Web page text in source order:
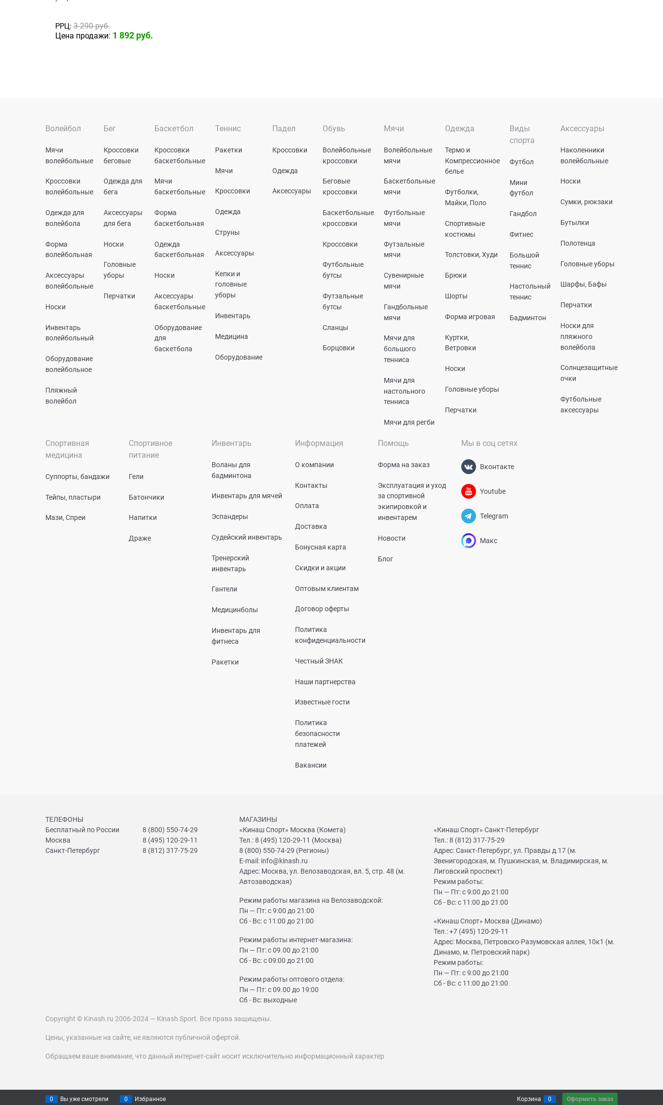
РРЦ: 3 290 руб.
Цена продажи: 1 892 руб.
Волейбол
Мячи
волейбольные
Кроссовки
волейбольные
Одежда для
волейбола
Форма
волейбольная
Аксессуары
волейбольные
Носки
Инвентарь
волейбольный
Оборудование
волейбольное
Пляжный
волейбол
Бег
Кроссовки
беговые
Одежда для
бега
Аксессуары
для бега
Носки
Головные
уборы
Перчатки
Баскетбол
Кроссовки
баскетбольные
Мячи
баскетбольные
Форма
баскетбольная
Одежда
баскетбольная
Носки
Аксессуары
баскетбольные
Оборудование
для
баскетбола
Теннис
Ракетки
Мячи
Кроссовки
Одежда
Струны
Аксессуары
Кепки и
головные
уборы
Инвентарь
Медицина
Оборудование
Падел
Кроссовки
Одежда
Аксессуары
Обувь
Волейбольные
кроссовки
Беговые
кроссовки
Баскетбольные
кроссовки
Кроссовки
Футбольные
бутсы
Футзальные
бутсы
Сланцы
Борцовки
Мячи
Волейбольные
мячи
Баскетбольные
мячи
Футбольные
мячи
Футзальные
мячи
Сувенирные
мячи
Гандбольные
мячи
Мячи для
большого
тенниса
Мячи для
настольного
тенниса
Мячи для регби
Одежда
Термо и
Компрессионное
белье
Футболки,
Майки, Поло
Спортивные
костюмы
Толстовки, Худи
Брюки
Шорты
Форма игровая
Куртки,
Ветровки
Носки
Головные уборы
Перчатки
Виды
спорта
Футбол
Мини
футбол
Гандбол
Фитнес
Большой
теннис
Настольный
теннис
Бадминтон
Аксессуары
Наколенники
волейбольные
Носки
Сумки, рюкзаки
Бутылки
Полотенца
Головные уборы
Шарфы, Бафы
Перчатки
Носки для
пляжного
волейбола
Солнцезащитные
очки
Футбольные
аксессуары
Спортивная
медицина
Суппорты, бандажи
Тейпы, пластыри
Мази, Спреи
Спортивное
питание
Гели
Батончики
Напитки
Драже
Инвентарь
Воланы для
бадминтона
Инвентарь для мячей
Эспандеры
Судейский инвентарь
Тренерский
инвентарь
Гантели
Медицинболы
Инвентарь для
фитнеса
Ракетки
Информация
О компании
Контакты
Оплата
Доставка
Бонусная карта
Скидки и акции
Оптовым клиентам
Договор оферты
Политика
конфиденциальности
Честный ЗНАК
Наши партнерства
Известные гости
Политика
безопасности
платежей
Вакансии
Помощь
Форма на заказ
Эксплуатация и уход
за спортивной
экипировкой и
инвентарем
Новости
Блог
Мы в соц сетях
Вконтакте
Youtube
Telegram
Макс
ТЕЛЕФОНЫ
Бесплатный по России
8 (800) 550-74-29
Москва
8 (495) 120-29-11
Санкт-Петербург
8 (812) 317-75-29
МАГАЗИНЫ
«Кинаш Спорт» Москва (Комета)
Тел.: 8 (495) 120-29-11 (Москва)
8 (800) 550-74-29 (Регионы)
E-mail: info@kinash.ru
Адрес: Москва, ул. Велозаводская, вл. 5, стр. 48 (м.
Автозаводская)
Режим работы магазина на Велозаводской:
Пн — Пт: с 9:00 до 21:00
Сб - Вс: с 11:00 до 21:00
Режим работы интернет-магазина:
Пн — Пт: с 09.00 до 21:00
Сб - Вс: с 09:00 до 21:00
Режим работы оптового отдела:
Пн — Пт: с 09.00 до 19:00
Сб - Вс: выходные
«Кинаш Спорт» Санкт-Петербург
Тел.: 8 (812) 317-75-29
Адрес:Санкт-Петербург, ул. Правды д.17 (м.
Звенигородская, м. Пушкинская, м. Владимирская, м.
Лиговский проспект)
Режим работы:
Пн — Пт: с 9:00 до 21:00
Сб - Вс: с 11:00 до 21:00
«Кинаш Спорт» Москва (Динамо)
Тел.: +7 (495) 120-29-11
Адрес:Москва, Петровско-Разумовская аллея, 10к1 (м.
Динамо, м. Петровский парк)
Режим работы:
Пн — Пт: с 9:00 до 21:00
Сб - Вс: с 11:00 до 21:00
Copyright © Kinash.ru 2006-2024 — Kinash Sport. Все права защищены.
Цены, указанные на сайте, не являются публичной офертой.
Обращаем ваше внимание, что данный интернет-сайт носит исключительно информационный характер
0 Вы уже смотрели 0 Избранное Корзина 0 Оформить заказ